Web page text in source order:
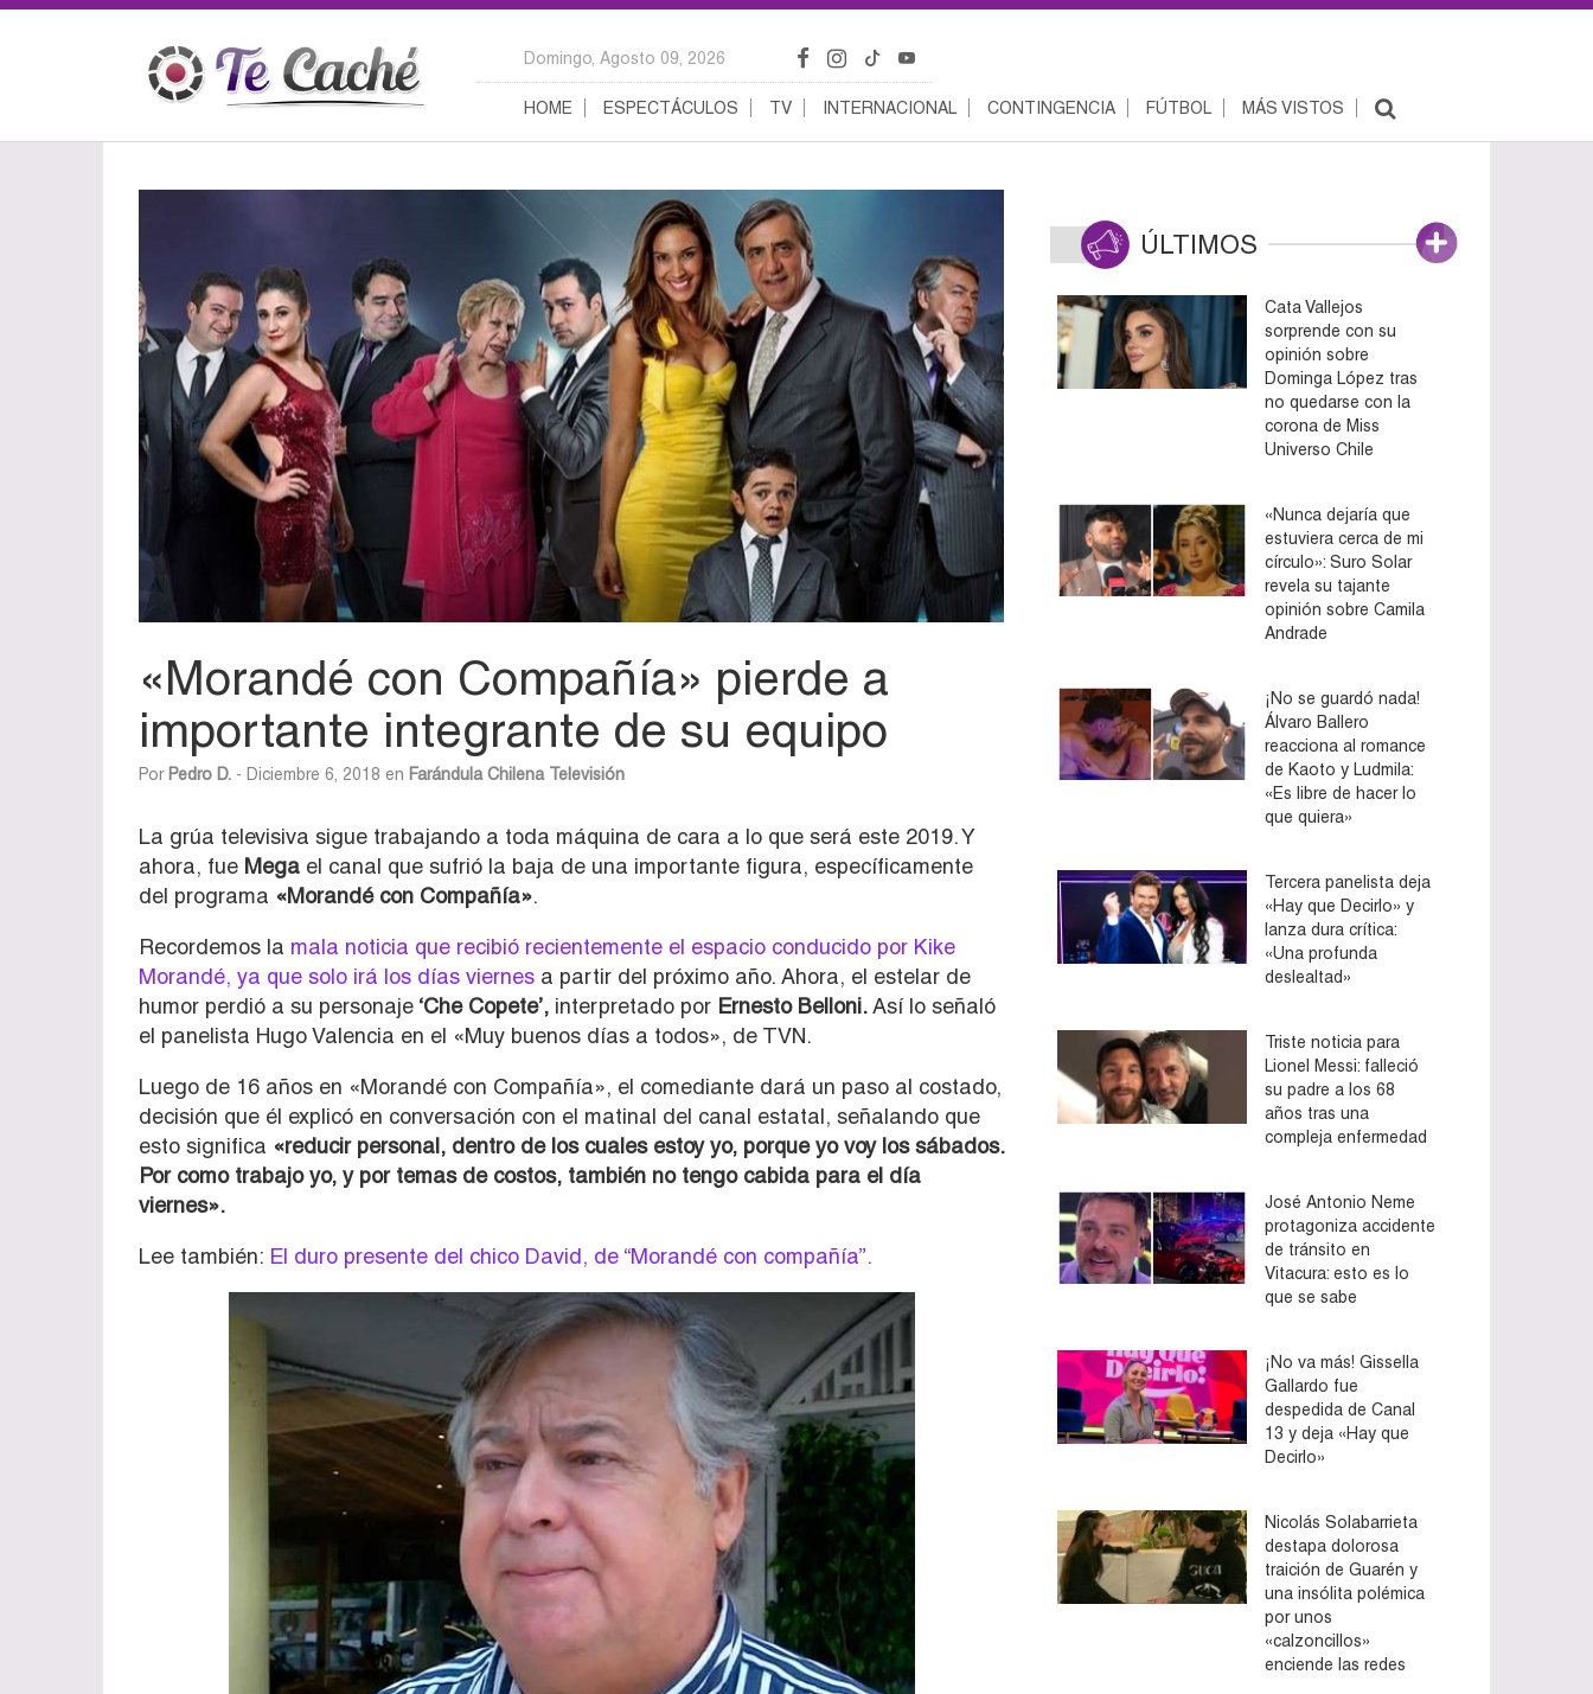
Domingo, Agosto 09, 2026
HOME ESPECTÁCULOS TV INTERNACIONAL CONTINGENCIA FÚTBOL MÁS VISTOS
«Morandé con Compañía» pierde a
importante integrante de su equipo
Por Pedro D. - Diciembre 6, 2018 en Farándula Chilena Televisión
La grúa televisiva sigue trabajando a toda máquina de cara a lo que será este 2019. Y
ahora, fue Mega el canal que sufrió la baja de una importante figura, específicamente
del programa «Morandé con Compañía».
Recordemos la mala noticia que recibió recientemente el espacio conducido por Kike
Morandé, ya que solo irá los días viernes a partir del próximo año. Ahora, el estelar de
humor perdió a su personaje ‘Che Copete’, interpretado por Ernesto Belloni.Así lo señaló
el panelista Hugo Valencia en el «Muy buenos días a todos», de TVN.
Luego de 16 años en «Morandé con Compañía», el comediante dará un paso al costado,
decisión que él explicó en conversación con el matinal del canal estatal, señalando que
esto significa «reducir personal, dentro de los cuales estoy yo, porque yo voy los sábados.
Por como trabajo yo, y por temas de costos, también no tengo cabida para el día
viernes».
Lee también: El duro presente del chico David, de “Morandé con compañía”.
ÚLTIMOS
Cata Vallejos
sorprende con su
opinión sobre
Dominga López tras
no quedarse con la
corona de Miss
Universo Chile
«Nunca dejaría que
estuviera cerca de mi
círculo»: Suro Solar
revela su tajante
opinión sobre Camila
Andrade
¡No se guardó nada!
Álvaro Ballero
reacciona al romance
de Kaoto y Ludmila:
«Es libre de hacer lo
que quiera»
Tercera panelista deja
«Hay que Decirlo» y
lanza dura crítica:
«Una profunda
deslealtad»
Triste noticia para
Lionel Messi: falleció
su padre a los 68
años tras una
compleja enfermedad
José Antonio Neme
protagoniza accidente
de tránsito en
Vitacura: esto es lo
que se sabe
¡No va más! Gissella
Gallardo fue
despedida de Canal
13 y deja «Hay que
Decirlo»
Nicolás Solabarrieta
destapa dolorosa
traición de Guarén y
una insólita polémica
por unos
«calzoncillos»
enciende las redes